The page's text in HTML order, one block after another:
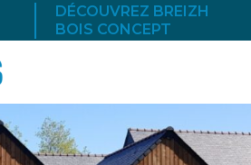
DÉCOUVREZ BREIZH
BOIS CONCEPT